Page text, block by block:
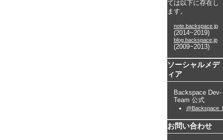
ては以下に存在し
ます。
note.backspace.jp
(2014~2019)
blog.backspace.jp
(2009~2013)
ソーシャルメデ
ィア
Backspace Dev-
Team 公式
お問い合わせ